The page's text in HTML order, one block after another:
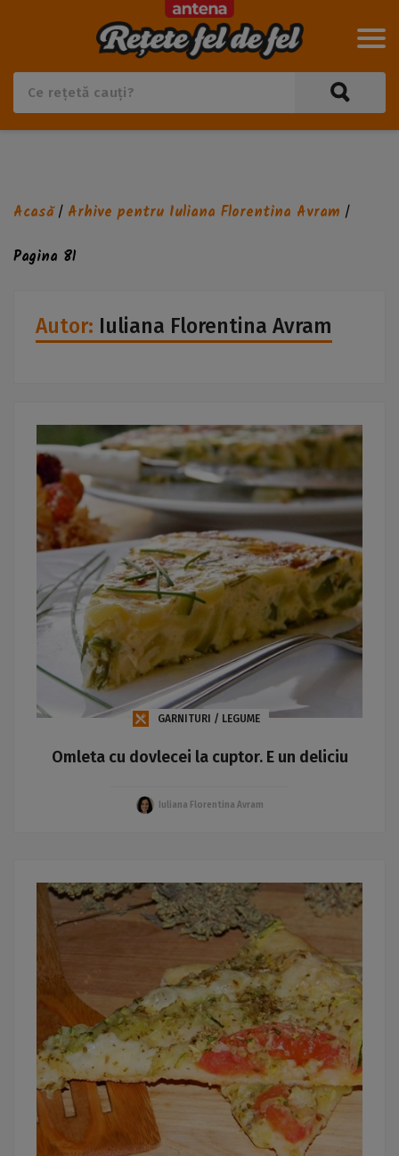
Acasă/ Arhive pentru Iuliana Florentina Avram /
Pagina 81
Autor: Iuliana Florentina Avram
GARNITURI / LEGUME
Omleta cu dovlecei la cuptor. E un deliciu
Iuliana Florentina Avram